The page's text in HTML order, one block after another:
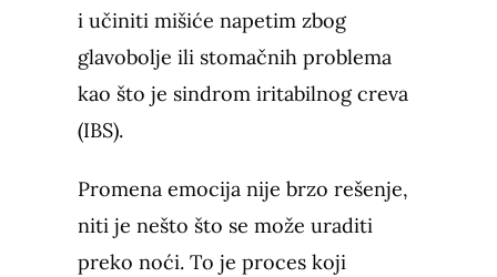
i učiniti mišiće napetim zbog
glavobolje ili stomačnih problema
kao što je sindrom iritabilnog creva
(IBS).
Promena emocija nije brzo rešenje,
niti je nešto što se može uraditi
preko noći. To je proces koji